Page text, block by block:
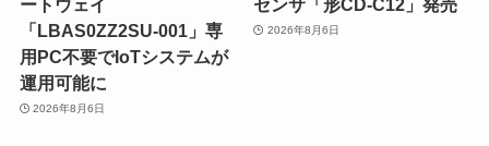
ートウェイ
「LBAS0ZZ2SU-001」専
用PC不要でIoTシステムが
運用可能に
2026年8月6日
センサ「形CD-C12」発売
2026年8月6日